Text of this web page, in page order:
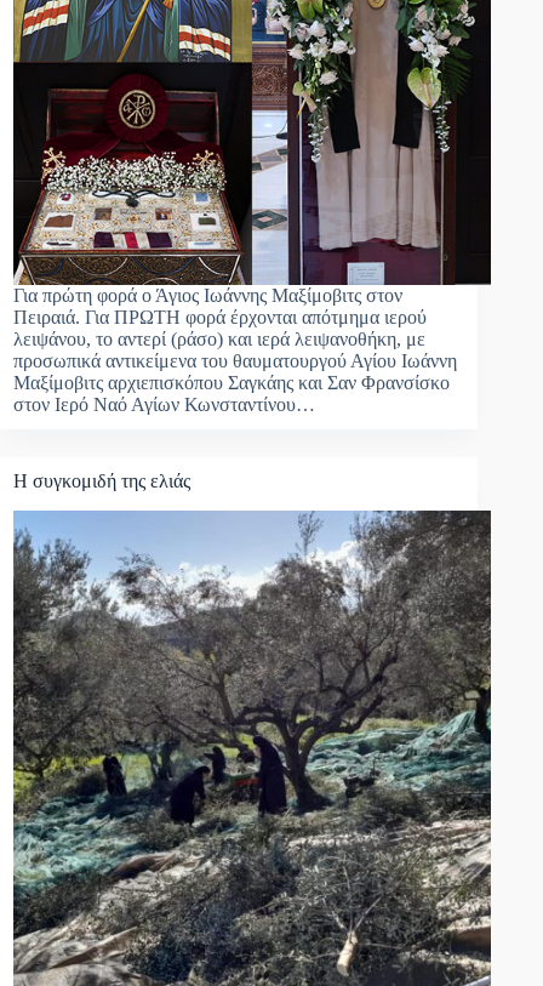
Για πρώτη φορά ο Άγιος Ιωάννης Μαξίμοβιτς στον
Πειραιά. Για ΠΡΩΤΗ φορά έρχονται απότμημα ιερού
λειψάνου, το αντερί (ράσο) και ιερά λειψανοθήκη, με
προσωπικά αντικείμενα του θαυματουργού Αγίου Ιωάννη
Μαξίμοβιτς αρχιεπισκόπου Σαγκάης και Σαν Φρανσίσκο
στον Ιερό Ναό Αγίων Κωνσταντίνου…
Η συγκομιδή της ελιάς